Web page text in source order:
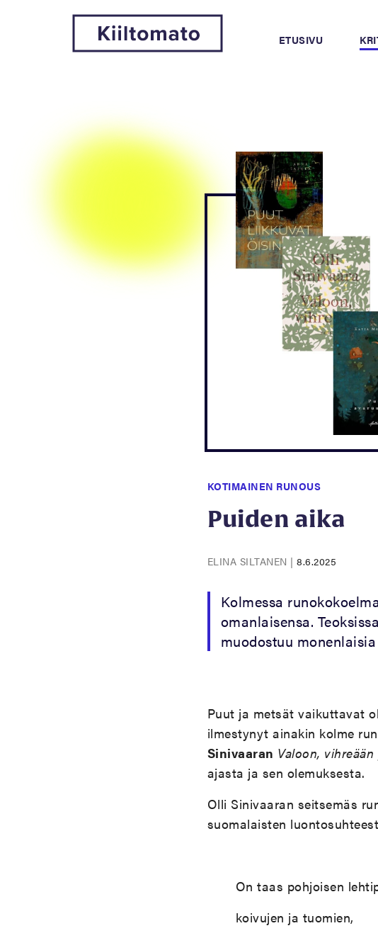
ETUSIVU
KOTIMAINEN RUNOUS
Puiden aika
ELINA SILTANEN | 8.6.2025
Kolmessa
omanlaisensa.
muodostuu
Puut ja metsät vaikuttavat
ilmestynyt ainakin kolme
Sinivaaran Valoon, vihreään
ajasta ja sen olemuksesta.
Olli Sinivaaran seitsemäs
suomalaisten
On taas pohjoisen
koivujen ja tuomien,